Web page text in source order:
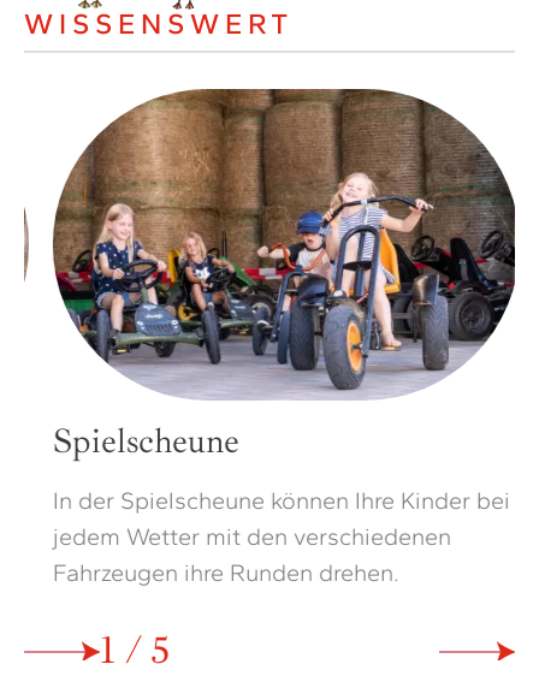
WISSENSWERT
Spielscheune
In der Spielscheune können Ihre Kinder bei
jedem Wetter mit den verschiedenen
Fahrzeugen ihre Runden drehen.
2 / 5